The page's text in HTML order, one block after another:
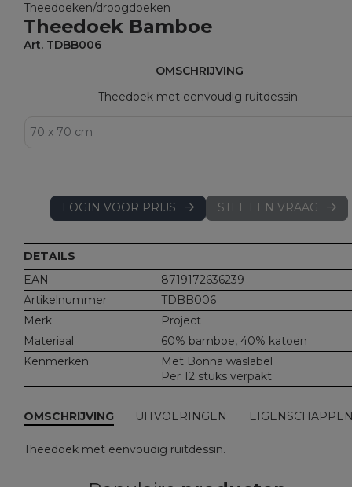
Theedoeken/droogdoeken
Theedoek Bamboe
Art. TDBB006
OMSCHRIJVING
Theedoek met eenvoudig ruitdessin.
LOGIN VOOR PRIJS STEL EEN VRAAG
DETAILS
EAN
8719172636239
Artikelnummer
TDBB006
Merk
Project
Materiaal
60% bamboe, 40% katoen
Kenmerken
Met Bonna waslabel
Per 12 stuks verpakt
OMSCHRIJVING UITVOERINGEN
Theedoek met eenvoudig ruitdessin.